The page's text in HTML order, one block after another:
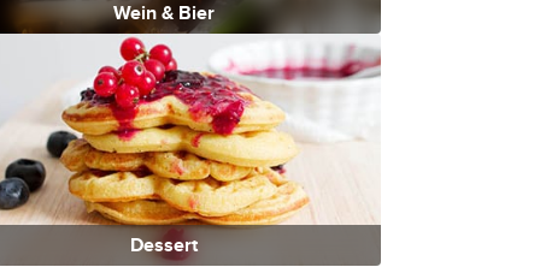
Wein & Bier
Dessert